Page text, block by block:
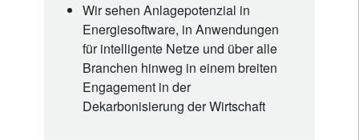
Wir sehen Anlagepotenzial in
Energiesoftware, in Anwendungen
für intelligente Netze und über alle
Branchen hinweg in einem breiten
Engagement in der
Dekarbonisierung der Wirtschaft